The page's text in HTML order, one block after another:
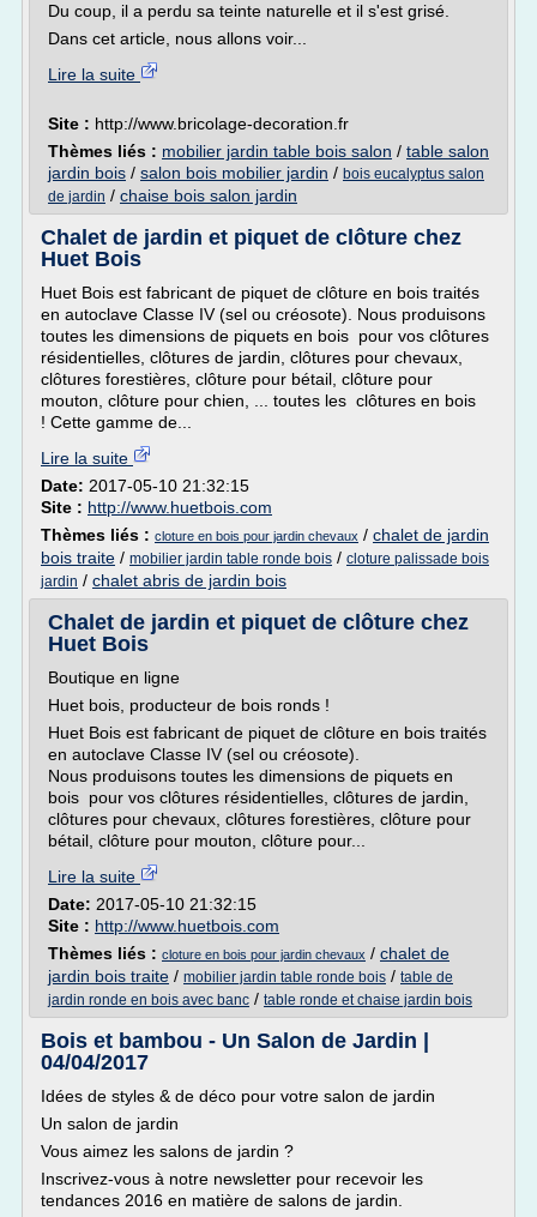
Du coup, il a perdu sa teinte naturelle et il s'est grisé.
Dans cet article, nous allons voir...
Lire la suite
Site : http://www.bricolage-decoration.fr
Thèmes liés : mobilier jardin table bois salon / table salon
jardin bois / salon bois mobilier jardin / bois eucalyptus salon
de jardin / chaise bois salon jardin
Chalet de jardin et piquet de clôture chez
Huet Bois
Huet Bois est fabricant de piquet de clôture en bois traités
en autoclave Classe IV (sel ou créosote). Nous produisons
toutes les dimensions de piquets en bois pour vos clôtures
résidentielles, clôtures de jardin, clôtures pour chevaux,
clôtures forestières, clôture pour bétail, clôture pour
mouton, clôture pour chien, ... toutes les clôtures en bois
! Cette gamme de...
Lire la suite
Date: 2017-05-10 21:32:15
Site : http://www.huetbois.com
Thèmes liés : cloture en bois pour jardin chevaux / chalet de jardin
bois traite / mobilier jardin table ronde bois / cloture palissade bois
jardin / chalet abris de jardin bois
Chalet de jardin et piquet de clôture chez
Huet Bois
Boutique en ligne
Huet bois, producteur de bois ronds !
Huet Bois est fabricant de piquet de clôture en bois traités
en autoclave Classe IV (sel ou créosote).
Nous produisons toutes les dimensions de piquets en
bois pour vos clôtures résidentielles, clôtures de jardin,
clôtures pour chevaux, clôtures forestières, clôture pour
bétail, clôture pour mouton, clôture pour...
Lire la suite
Date: 2017-05-10 21:32:15
Site : http://www.huetbois.com
Thèmes liés : cloture en bois pour jardin chevaux / chalet de
jardin bois traite / mobilier jardin table ronde bois / table de
jardin ronde en bois avec banc / table ronde et chaise jardin bois
Bois et bambou - Un Salon de Jardin |
04/04/2017
Idées de styles & de déco pour votre salon de jardin
Un salon de jardin
Vous aimez les salons de jardin ?
Inscrivez-vous à notre newsletter pour recevoir les
tendances 2016 en matière de salons de jardin.